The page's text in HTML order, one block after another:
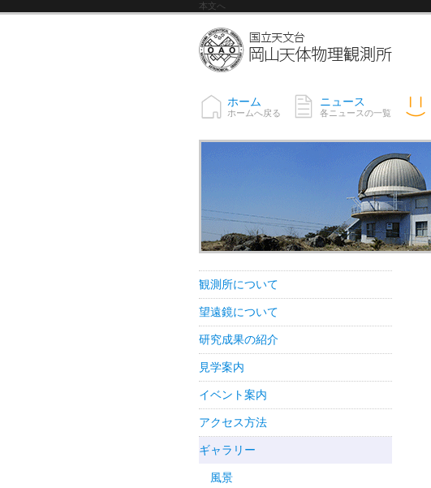
本文へ
ホーム
ホームへ戻る
ニュース
各ニュースの一覧
観測所について
望遠鏡について
研究成果の紹介
見学案内
イベント案内
アクセス方法
ギャラリー
風景